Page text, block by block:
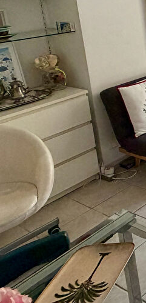
LE PORT ET LA PLAGE
appartement T3
situé dans une résidence
d'un mode de vie tout à
les restaurants et la plage de
quelques minutes seulement.
séjour ouvrant sur une
parfaite pour profiter des belles
indépendante est
chambre avec placards ainsi
faire office de seconde
détente selon vos besoins.
indépendants complètent